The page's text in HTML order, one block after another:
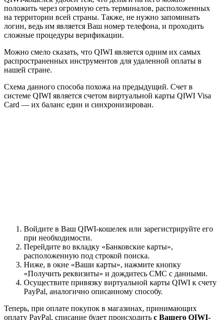
положить через огромную сеть терминалов, расположенных
на территории всей страны. Также, не нужно запоминать
логин, ведь им является Ваш номер телефона, и проходить
сложные процедуры верификации.
Можно смело сказать, что QIWI является одним их самых
распространенных инструментов для удаленной оплаты в
нашей стране.
Схема данного способа похожа на предыдущий. Счет в
системе QIWI является счетом виртуальной карты QIWI Visa
Card — их баланс един и синхронизирован.
Войдите в Ваш QIWI-кошелек или зарегистрируйте его
при необходимости.
Перейдите во вкладку «Банковские карты»,
расположенную под строкой поиска.
Ниже, в окне «Ваши карты», нажмите кнопку
«Получить реквизиты» и дождитесь СМС с данными.
Осуществите привязку виртуальной карты QIWI к счету
PayPal, аналогично описанному способу.
Теперь, при оплате покупок в магазинах, принимающих
оплату PayPal, списание будет происходить с Вашего QIWI-